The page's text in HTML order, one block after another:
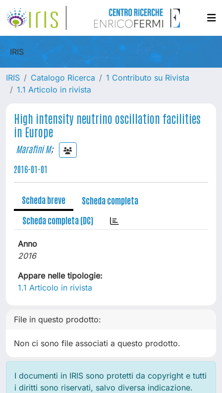
IRIS
IRIS Catalogo Ricerca
1 Contributo su Rivista
1.1 Articolo in rivista
High intensity neutrino oscillation facilities
in Europe
Marafini M;
2016-01-01
Scheda breve
Scheda completa
Scheda completa (DC)
Anno
2016
Appare nelle tipologie:
1.1 Articolo in rivista
File in questo prodotto:
Non ci sono file associati a questo prodotto.
I documenti in IRIS sono protetti da copyright e tutti
i diritti sono riservati, salvo diversa indicazione.